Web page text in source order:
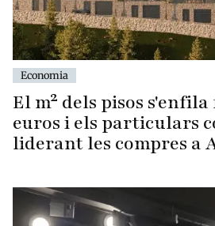
Economia
El m² dels pisos s'enfila
euros i els particulars
liderant les compres a